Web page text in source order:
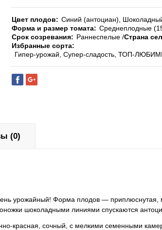
Цвет плодов
Синий (антоциан),
Форма и размер томата
Среднеплодные
Срок созревания
Раннеспелые Страна
Избранные сорта
Гипер-урожай, Супер-сладость, ТОП-
урожайный! Форма плодов —
шоколадными линиями спускаются
красная, сочный, с мелкими семенными
(0)